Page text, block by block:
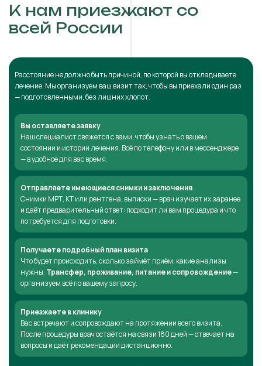
К нам приезжают со
всей России
Расстояние не должно быть причиной, по которой вы откладываете
лечение. Мы организуем ваш визит так, чтобы вы приехали один раз
— подготовленными, без лишних хлопот.
Вы оставляете заявку
Наш специалист свяжется с вами, чтобы узнать о вашем
состоянии и истории лечения. Всё по телефону или в мессенджере
— в удобное для вас время.
Отправляете имеющиеся снимки и заключения
Снимки МРТ, КТ или рентгена, выписки — врач изучает их заранее
и даёт предварительный ответ: подходит ли вам процедура и что
потребуется для подготовки.
Получаете подробный план визита
Что будет происходить, сколько займёт приём, какие анализы
нужны. Трансфер, проживание, питание и сопровождение—
организуем всё по вашему запросу.
Приезжаете в клинику
Вас встречают и сопровождают на протяжении всего визита.
После процедуры врач остаётся на связи 180 дней — отвечает на
вопросы и даёт рекомендации дистанционно.